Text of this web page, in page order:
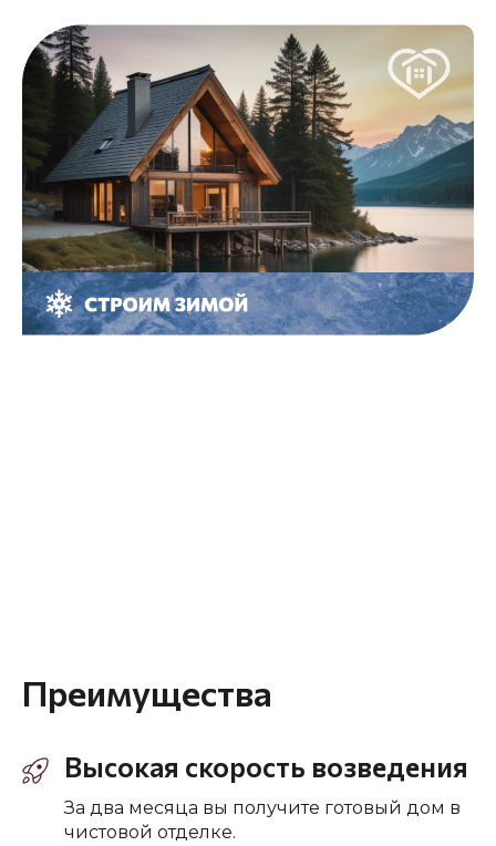
Преимущества
Высокая скорость возведения
За два месяца вы получите готовый дом в
чистовой отделке.